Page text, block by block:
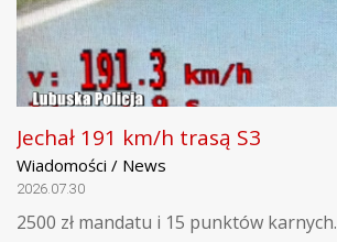
Jechał 191 km/h trasą S3
Wiadomości / News
2026.07.30
2500 zł mandatu i 15 punktów karnych.